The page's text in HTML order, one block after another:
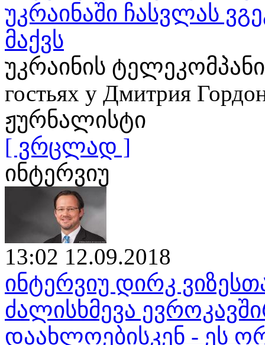
უკრაინაში ჩასვლას
მაქვს
უკრაინის
гостьях у Дмитрия
ჟურნალისტი
[ ვრცლად ]
ინტერვიუ
13:02 12.09.2018
ინტერვიუ დირკ
ძალისხმევა
დაახლოებისკენ - ეს